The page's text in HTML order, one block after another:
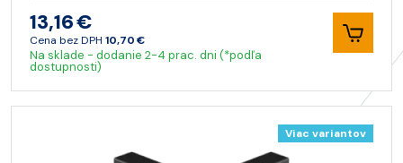
13,16 €
Cena bez DPH 10,70 €
Na sklade - dodanie 2-4 prac. dni (*podľa
dostupnosti)
Viac variantov